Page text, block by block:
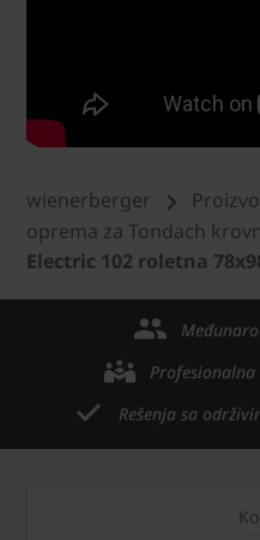
wienerberger
oprema za Tondach
Electric 102 roletna
Rešenja sa